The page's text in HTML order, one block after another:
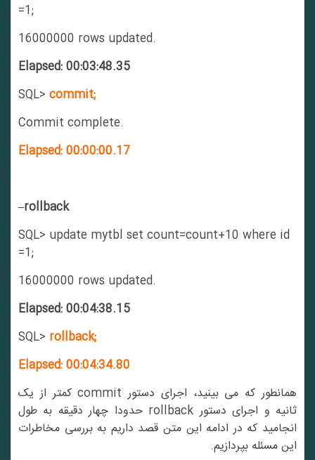
16000000 rows updated.
Elapsed: 00:03:48.35
SQL>commit;
Commit complete.
Elapsed: 00:00:00.17
–rollback
SQL> update mytbl set count=count+10 where id
16000000 rows updated.
Elapsed: 00:04:38.15
SQL>rollback;
Elapsed: 00:04:34.80
همانطور که می بینید، اجرای دستور commit کمتر از یک
ثانیه و اجرای دستور rollback حدودا چهار دقیقه به طول
انجامید که در ادامه این متن قصد داریم به بررسی مخاطرات
این مسئله بپردازیم.